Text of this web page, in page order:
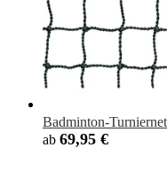
Badminton-
ab 69,95 €